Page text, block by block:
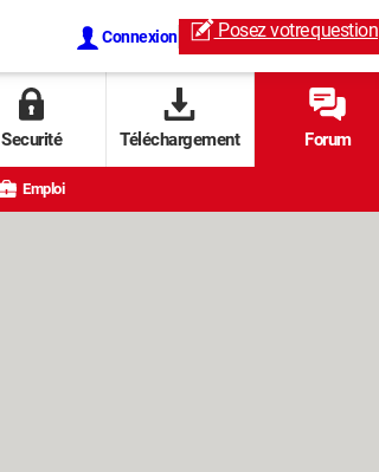
Connexion Posez votrequestion
Securité Téléchargement Forum
Emploi